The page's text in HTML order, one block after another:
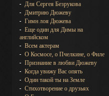
Для Сергея Безрукова
Дмитрию Дюжеву
Гимн лоя Дюжева
Еще один для Димы на
английском
Всем актерам
О Космосе, о Пчелкине, о Филе
Признание в любви Дюжеву
Когда увижу Вас опять
Один такой ты на Земле
Стихотворение о друзьях